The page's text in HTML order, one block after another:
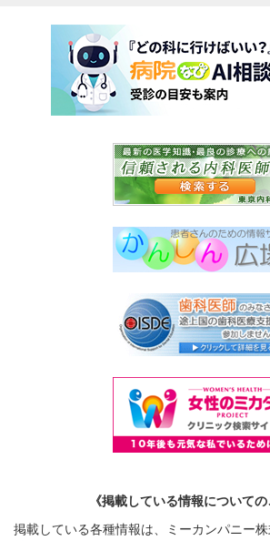
《掲載している情報についての
掲載している各種情報は、ミーカンパニー